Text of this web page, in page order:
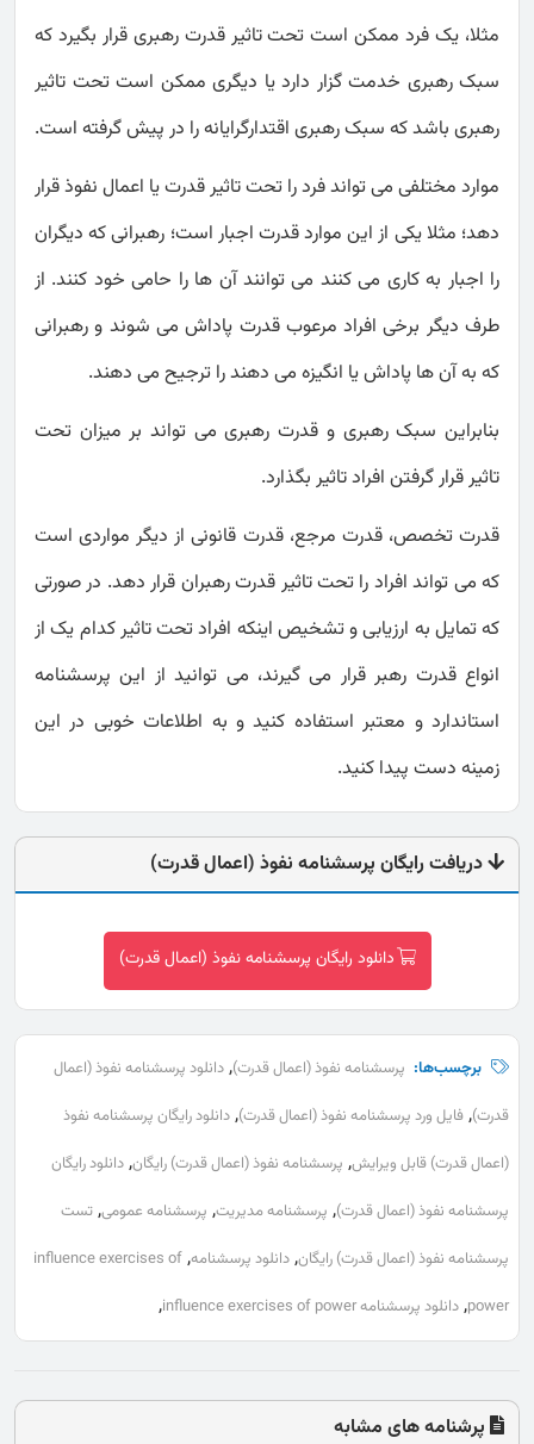
مثلا، یک فرد ممکن است تحت تاثیر قدرت رهبری قرار بگیرد که
سبک رهبری خدمت گزار دارد یا دیگری ممکن است تحت تاثیر
رهبری باشد که سبک رهبری اقتدارگرایانه را در پیش گرفته است.
موارد مختلفی می تواند فرد را تحت تاثیر قدرت یا اعمال نفوذ قرار
دهد؛ مثلا یکی از این موارد قدرت اجبار است؛ رهبرانی که دیگران
را اجبار به کاری می کنند می توانند آن ها را حامی خود کنند. از
طرف دیگر برخی افراد مرعوب قدرت پاداش می شوند و رهبرانی
که به آن ها پاداش یا انگیزه می دهند را ترجیح می دهند.
بنابراین سبک رهبری و قدرت رهبری می تواند بر میزان تحت
تاثیر قرار گرفتن افراد تاثیر بگذارد.
قدرت تخصص، قدرت مرجع، قدرت قانونی از دیگر مواردی است
که می تواند افراد را تحت تاثیر قدرت رهبران قرار دهد. در صورتی
که تمایل به ارزیابی و تشخیص اینکه افراد تحت تاثير کدام يک از
انواع قدرت رهبر قرار می گيرند، می توانید از این پرسشنامه
استاندارد و معتبر استفاده کنید و به اطلاعات خوبی در این
زمینه دست پیدا کنید.
دریافت رایگان پرسشنامه نفوذ (اعمال قدرت)
دانلود رایگان پرسشنامه نفوذ (اعمال قدرت)
برچسب‌ها: پرسشنامه نفوذ (اعمال قدرت), دانلود پرسشنامه نفوذ (اعمال
قدرت), فایل ورد پرسشنامه نفوذ (اعمال قدرت), دانلود رایگان پرسشنامه نفوذ
(اعمال قدرت) قابل ویرایش, پرسشنامه نفوذ (اعمال قدرت) رایگان, دانلود رایگان
پرسشنامه نفوذ (اعمال قدرت), پرسشنامه مدیریت, پرسشنامه عمومی, تست
پرسشنامه نفوذ (اعمال قدرت) رایگان, دانلود پرسشنامه,
influence exercises of
power
, دانلود پرسشنامه influence exercises of power ,
پرشنامه های مشابه